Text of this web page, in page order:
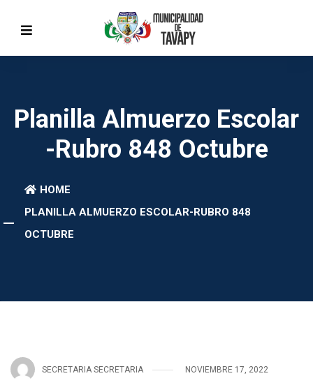
Planilla Almuerzo Escolar
-Rubro 848 Octubre
HOME
PLANILLA ALMUERZO ESCOLAR-RUBRO 848
OCTUBRE
SECRETARIA SECRETARIA NOVIEMBRE 17, 2022